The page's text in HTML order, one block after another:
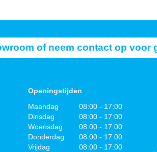
of neem contact op voor
Openingstijden
Maandag
08:00 - 17:00
Dinsdag
08:00 - 17:00
Woensdag
08:00 - 17:00
Donderdag
08:00 - 17:00
Vrijdag
08:00 - 17:00